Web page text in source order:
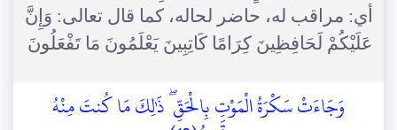
أي: مراقب له، حاضر لحاله، كما قال تعالى: وَإِنَّ
عَلَيْكُمْ لَحَافِظِينَ كِرَامًا كَاتِبِينَ يَعْلَمُونَ مَا تَفْعَلُونَ
وَجَاءَتْ سَكْرَةُ الْمَوْتِ بِالْحَقِّ ۖ ذَٰلِكَ مَا كُنتَ مِنْهُ